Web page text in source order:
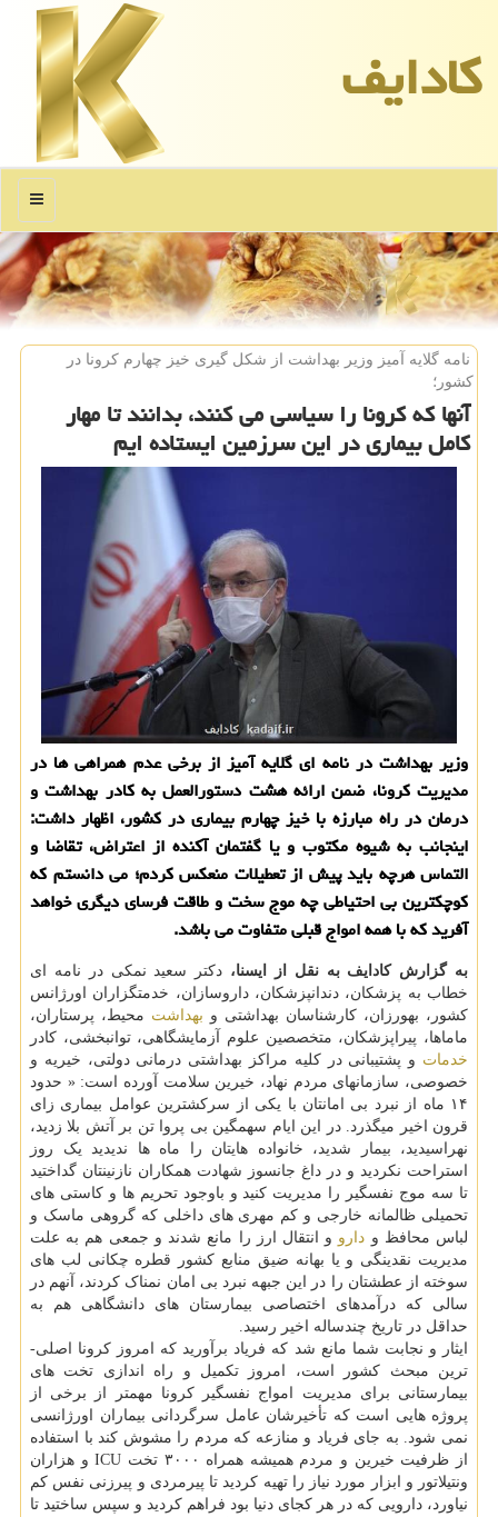
كادایف
منو
نامه گلایه آمیز وزیر بهداشت از شكل گیری خیز چهارم كرونا در
كشور؛
آنها كه كرونا را سیاسی می­ كنند، بدانند تا مهار
كامل بیماری در این سرزمین ایستاده ایم
وزیر بهداشت در نامه ای گلایه آمیز از برخی عدم همراهی ها در
مدیریت کرونا، ضمن ارائه هشت دستورالعمل به کادر بهداشت و
درمان در راه مبارزه با خیز چهارم بیماری در کشور، اظهار داشت:
اینجانب به شیوه مکتوب و یا گفتمان آکنده از اعتراض، تقاضا و
التماس هرچه باید پیش از تعطیلات منعکس کردم؛ می دانستم که
کوچکترین بی احتیاطی چه موج سخت و طاقت فرسای دیگری خواهد
آفرید که با همه امواج قبلی متفاوت می باشد.
به گزارش کادایف به نقل از ایسنا، دکتر سعید نمکی در نامه ای
خطاب به پزشکان، دندانپزشکان، داروسازان، خدمتگزاران اورژانس
کشور، بهورزان، کارشناسان بهداشتی و بهداشت محیط، پرستاران،
ماماها، پیراپزشکان، متخصصین علوم آزمایشگاهی، توانبخشی، کادر
خدمات و پشتیبانی در کلیه مراکز بهداشتی درمانی دولتی، خیریه و
خصوصی، سازمان­های مردم نهاد، خیرین سلامت آورده است: « حدود
۱۴ ­ماه از نبرد بی­ امانتان با یکی از سرکش­ترین عوامل بیماری زای
قرون اخیر می­گذرد. در این ایام سهمگین بی­ پروا تن بر آتش بلا زدید،
نهراسیدید، بیمار شدید، خانواده­ هایتان را ماه ها ندیدید یک روز
استراحت نکردید و در داغ جانسوز شهادت همکاران نازنینتان گداختید
تا سه موج نفس­گیر را مدیریت کنید و باوجود تحریم­ ها و کاستی­ های
تحمیلی ظالمانه خارجی و کم مهری­ های داخلی که گروهی ماسک و
لباس محافظ و دارو و انتقال ارز را مانع شدند و جمعی هم به علت
مدیریت نقدینگی و یا بهانه ضیق منابع کشور قطره چکانی لب­ های
سوخته از عطشتان را در این جبهه نبرد بی­ امان نمناک کردند، آنهم در
سالی که درآمدهای اختصاصی بیمارستان های دانشگاهی هم به
حداقل در تاریخ چندساله اخیر رسید.
ایثار و نجابت شما مانع شد که فریاد برآورید که امروز کرونا اصلی­
ترین مبحث کشور است، امروز تکمیل و راه­ اندازی تخت­ های
بیمارستانی برای مدیریت امواج نفس­­گیر کرونا مهم­تر از برخی از
پروژه­ هایی است که تأخیرشان عامل سرگردانی بیماران اورژانسی
نمی­ شود. به جای فریاد و منازعه که مردم را مشوش کند با استفاده
از ظرفیت خیرین و مردم همیشه همراه ۳۰۰۰ تخت ICU و هزاران
ونتیلاتور و ابزار مورد نیاز را تهیه کردید تا پیرمردی و پیرزنی نفس کم
نیاورد، دارویی که در هر کجای دنیا بود فراهم کردید و سپس ساختید تا